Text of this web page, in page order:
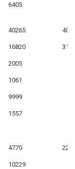
6405
40265
16820
2005
1061
9999
1557
4770
10229